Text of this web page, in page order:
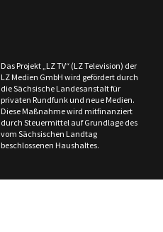
Das Projekt „LZ TV“ (LZ Television) der
LZ Medien GmbH wird gefördert durch
die Sächsische Landesanstalt für
privaten Rundfunk und neue Medien.
Diese Maßnahme wird mitfinanziert
durch Steuermittel auf Grundlage des
vom Sächsischen Landtag
beschlossenen Haushaltes.